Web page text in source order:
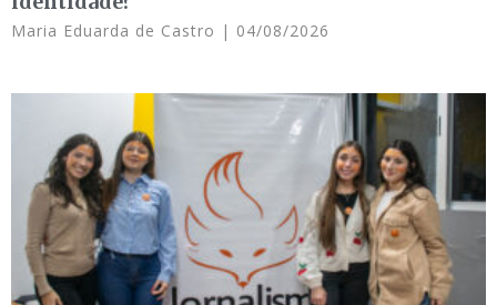
Maria Eduarda de Castro 04/08/2026